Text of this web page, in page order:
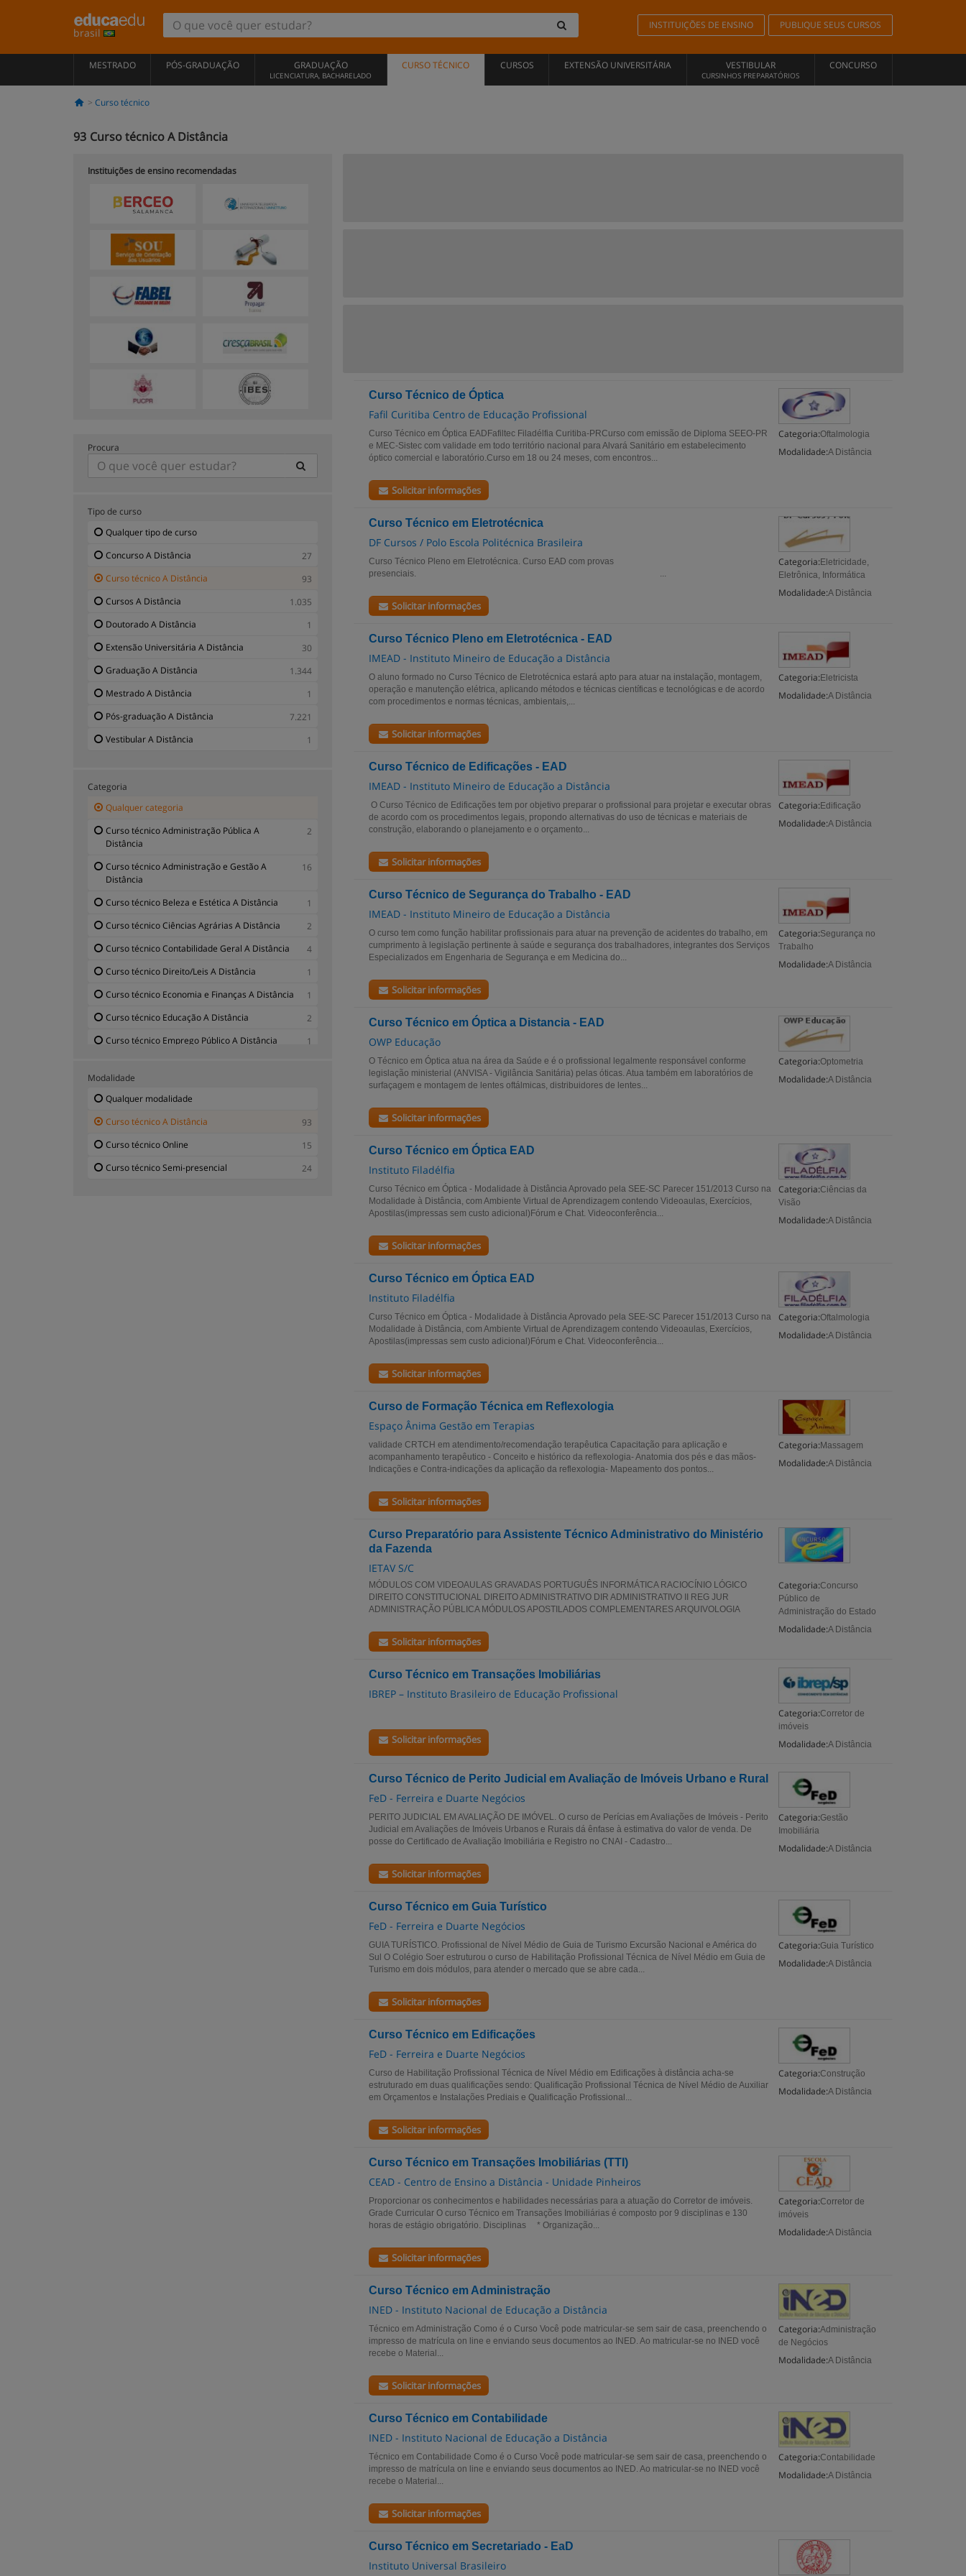
brasil
INSTITUIÇÕES DE ENSINO PUBLIQUE SEUS CURSOS
MESTRADO PÓS-GRADUAÇÃO GRADUAÇÃO
LICENCIATURA, BACHARELADO
CURSO TÉCNICO CURSOS EXTENSÃO UNIVERSITÁRIA VESTIBULAR
CURSINHOS PREPARATÓRIOS
CONCURSO
Curso técnico
93 Curso técnico A Distância
Curso Técnico de Óptica
Fafil Curitiba Centro de Educação Profissional
Categoria:Oftalmologia
Modalidade:A Distância
Curso Técnico em Óptica EADFafiltec Filadélfia Curitiba-PRCurso com emissão de Diploma SEEO-PR
e MEC-Sistec com validade em todo território nacional para Alvará Sanitário em estabelecimento
óptico comercial e laboratório.Curso em 18 ou 24 meses, com encontros...
Solicitar informações
Curso Técnico em Eletrotécnica
DF Cursos / Polo Escola Politécnica Brasileira
Categoria: Eletricidade,
Eletrônica, Informática
Modalidade:A Distância
Curso Técnico Pleno em Eletrotécnica. Curso EAD com provas
presenciais. ...
Solicitar informações
Curso Técnico Pleno em Eletrotécnica - EAD
IMEAD - Instituto Mineiro de Educação a Distância
Categoria: Eletricista
Modalidade:A Distância
O aluno formado no Curso Técnico de Eletrotécnica estará apto para atuar na instalação, montagem,
operação e manutenção elétrica, aplicando métodos e técnicas científicas e tecnológicas e de acordo
com procedimentos e normas técnicas, ambientais,...
Solicitar informações
Curso Técnico de Edificações - EAD
IMEAD - Instituto Mineiro de Educação a Distância
Categoria: Edificação
Modalidade:A Distância
O Curso Técnico de Edificações tem por objetivo preparar o profissional para projetar e executar obras
de acordo com os procedimentos legais, propondo alternativas do uso de técnicas e materiais de
construção, elaborando o planejamento e o orçamento...
Solicitar informações
Curso Técnico de Segurança do Trabalho - EAD
IMEAD - Instituto Mineiro de Educação a Distância
Categoria:Segurança no
Trabalho
Modalidade:A Distância
O curso tem como função habilitar profissionais para atuar na prevenção de acidentes do trabalho, em
cumprimento à legislação pertinente à saúde e segurança dos trabalhadores, integrantes dos Serviços
Especializados em Engenharia de Segurança e em Medicina do...
Solicitar informações
Curso Técnico em Óptica a Distancia - EAD
OWP Educação
Categoria:Optometria
Modalidade:A Distância
O Técnico em Óptica atua na área da Saúde e é o profissional legalmente responsável conforme
legislação ministerial (ANVISA - Vigilância Sanitária) pelas óticas. Atua também em laboratórios de
surfaçagem e montagem de lentes oftálmicas, distribuidores de lentes...
Solicitar informações
Curso Técnico em Óptica EAD
Instituto Filadélfia
Categoria:Ciências da
Visão
Modalidade:A Distância
Curso Técnico em Óptica - Modalidade à Distância Aprovado pela SEE-SC Parecer 151/2013 Curso na
Modalidade à Distância, com Ambiente Virtual de Aprendizagem contendo Videoaulas, Exercícios,
Apostilas(impressas sem custo adicional)Fórum e Chat. Videoconferência...
Solicitar informações
Curso Técnico em Óptica EAD
Instituto Filadélfia
Categoria:Oftalmologia
Modalidade:A Distância
Curso Técnico em Óptica - Modalidade à Distância Aprovado pela SEE-SC Parecer 151/2013 Curso na
Modalidade à Distância, com Ambiente Virtual de Aprendizagem contendo Videoaulas, Exercícios,
Apostilas(impressas sem custo adicional)Fórum e Chat. Videoconferência...
Solicitar informações
Curso de Formação Técnica em Reflexologia
Espaço Ânima Gestão em Terapias
Categoria: Massagem
Modalidade:A Distância
validade CRTCH em atendimento/recomendação terapêutica Capacitação para aplicação e
acompanhamento terapêutico - Conceito e histórico da reflexologia- Anatomia dos pés e das mãos-
Indicações e Contra-indicações da aplicação da reflexologia- Mapeamento dos pontos...
Solicitar informações
Curso Preparatório para Assistente Técnico Administrativo do Ministério
da Fazenda
IETAV S/C
Categoria:Concurso
Público de
Administração do Estado
Modalidade:A Distância
MÓDULOS COM VIDEOAULAS GRAVADAS PORTUGUÊS INFORMÁTICA RACIOCÍNIO LÓGICO
DIREITO CONSTITUCIONAL DIREITO ADMINISTRATIVO DIR ADMINISTRATIVO II REG JUR
ADMINISTRAÇÃO PÚBLICA MÓDULOS APOSTILADOS COMPLEMENTARES ARQUIVOLOGIA
Solicitar informações
Curso Técnico em Transações Imobiliárias
IBREP – Instituto Brasileiro de Educação Profissional
Categoria:Corretor de
imóveis
Modalidade:A Distância
Solicitar informações
Curso Técnico de Perito Judicial em Avaliação de Imóveis Urbano e Rural
FeD - Ferreira e Duarte Negócios
Categoria:Gestão
Imobiliária
Modalidade:A Distância
PERITO JUDICIAL EM AVALIAÇÃO DE IMÓVEL. O curso de Perícias em Avaliações de Imóveis - Perito
Judicial em Avaliações de Imóveis Urbanos e Rurais dá ênfase à estimativa do valor de venda. De
posse do Certificado de Avaliação Imobiliária e Registro no CNAI - Cadastro...
Solicitar informações
Curso Técnico em Guia Turístico
FeD - Ferreira e Duarte Negócios
Categoria:Guia Turístico
Modalidade:A Distância
GUIA TURÍSTICO. Profissional de Nível Médio de Guia de Turismo Excursão Nacional e América do
Sul O Colégio Soer estruturou o curso de Habilitação Profissional Técnica de Nível Médio em Guia de
Turismo em dois módulos, para atender o mercado que se abre cada...
Solicitar informações
Curso Técnico em Edificações
FeD - Ferreira e Duarte Negócios
Categoria:Construção
Modalidade:A Distância
Curso de Habilitação Profissional Técnica de Nível Médio em Edificações à distância acha-se
estruturado em duas qualificações sendo: Qualificação Profissional Técnica de Nível Médio de Auxiliar
em Orçamentos e Instalações Prediais e Qualificação Profissional...
Solicitar informações
Curso Técnico em Transações Imobiliárias (TTI)
CEAD - Centro de Ensino a Distância - Unidade Pinheiros
Categoria:Corretor de
imóveis
Modalidade:A Distância
Proporcionar os conhecimentos e habilidades necessárias para a atuação do Corretor de imóveis.
Grade Curricular O curso Técnico em Transações Imobiliárias é composto por 9 disciplinas e 130
horas de estágio obrigatório. Disciplinas * Organização...
Solicitar informações
Curso Técnico em Administração
INED - Instituto Nacional de Educação a Distância
Categoria:Administração
de Negócios
Modalidade:A Distância
Técnico em Administração Como é o Curso Você pode matricular-se sem sair de casa, preenchendo o
impresso de matrícula on line e enviando seus documentos ao INED. Ao matricular-se no INED você
recebe o Material...
Solicitar informações
Curso Técnico em Contabilidade
INED - Instituto Nacional de Educação a Distância
Categoria:Contabilidade
Modalidade:A Distância
Técnico em Contabilidade Como é o Curso Você pode matricular-se sem sair de casa, preenchendo o
impresso de matrícula on line e enviando seus documentos ao INED. Ao matricular-se no INED você
recebe o Material...
Solicitar informações
Curso Técnico em Secretariado - EaD
Instituto Universal Brasileiro
Instituições de ensino recomendadas
Procura
Tipo de curso
Qualquer tipo de curso
Concurso A Distância
27
Curso técnico A Distância
93
Cursos A Distância
1.035
Doutorado A Distância
1
Extensão Universitária A Distância
30
Graduação A Distância
1.344
Mestrado A Distância
1
Pós-graduação A Distância
7.221
Vestibular A Distância
1
Categoria
Qualquer categoria
Curso técnico Administração Pública A
Distância
2
Curso técnico Administração e Gestão A
Distância
16
Curso técnico Beleza e Estética A Distância
1
Curso técnico Ciências Agrárias A Distância
2
Curso técnico Contabilidade Geral A Distância
4
Curso técnico Direito/Leis A Distância
1
Curso técnico Economia e Finanças A Distância
1
Curso técnico Educação A Distância
2
Curso técnico Emprego Público A Distância
1
Distância
Curso técnico Formação Pessoal A Distância
Curso técnico Formação Profissional A
9
Modalidade
Qualquer modalidade
Curso técnico A Distância
93
Curso técnico Online
15
Curso técnico Semi-presencial
24